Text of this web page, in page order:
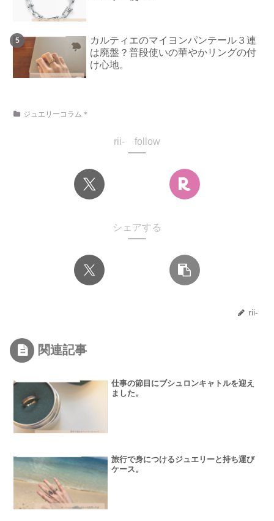
カルティエのマイヨンパンテール３連
は廃盤？普段使いの華やかリングの付
け心地。
ジュエリーコラム＊
rii- follow
シェアする
rii-
関連記事
仕事の節目にブシュロンキャトルを迎え
ました。
旅行で身につけるジュエリーと持ち運び
ケース。